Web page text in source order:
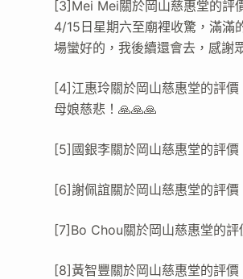
[3]Mei Mei關於岡山慈惠堂的評
4/15日星期六至廟裡收驚，滿滿
場蠻好的，我後續還會去，感謝
[4]江惠玲關於岡山慈惠堂的評價
母娘慈悲！🙏🙏🙏
[5]國銀李關於岡山慈惠堂的評價
[6]謝佩誼關於岡山慈惠堂的評價
[7]Bo Chou關於岡山慈惠堂的評
[8]黃智豐關於岡山慈惠堂的評價